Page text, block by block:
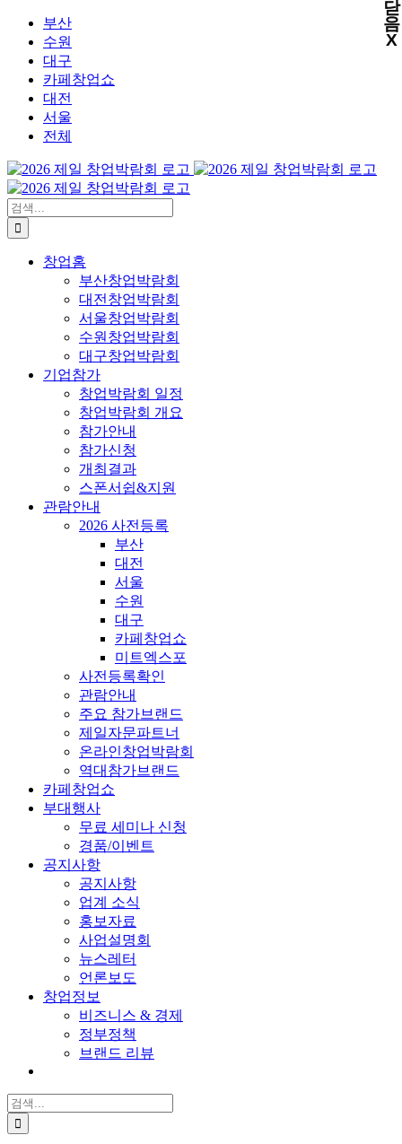
부산
수원
대구
카페창업쇼
대전
서울
전체
검
색:
창업홈
부산창업박람회
대전창업박람회
서울창업박람회
수원창업박람회
대구창업박람회
기업참가
창업박람회 일정
창업박람회 개요
참가안내
참가신청
개최결과
스폰서쉽&지원
관람안내
2026 사전등록
부산
대전
서울
수원
대구
카페창업쇼
미트엑스포
사전등록확인
관람안내
주요 참가브랜드
제일자문파트너
온라인창업박람회
역대참가브랜드
카페창업쇼
부대행사
무료 세미나 신청
경품/이벤트
공지사항
공지사항
업계 소식
홍보자료
사업설명회
뉴스레터
언론보도
창업정보
비즈니스 & 경제
정부정책
브랜드 리뷰
검
색:
X
X
X
X
닫
음
X